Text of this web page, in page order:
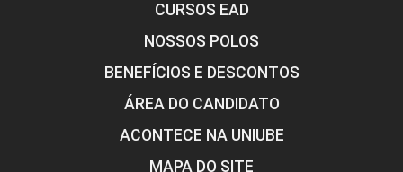
CURSOS EAD
NOSSOS POLOS
BENEFÍCIOS E DESCONTOS
ÁREA DO CANDIDATO
ACONTECE NA UNIUBE
MAPA DO SITE